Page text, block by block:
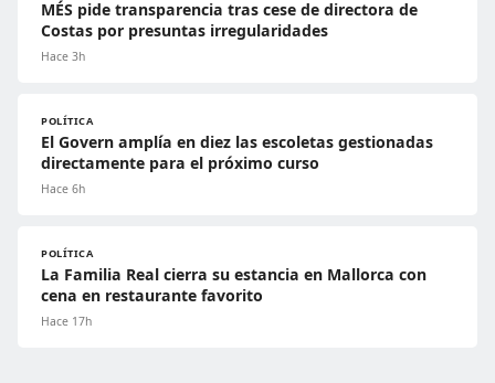
MÉS pide transparencia tras cese de directora de
Costas por presuntas irregularidades
Hace 3h
POLÍTICA
El Govern amplía en diez las escoletas gestionadas
directamente para el próximo curso
Hace 6h
POLÍTICA
La Familia Real cierra su estancia en Mallorca con
cena en restaurante favorito
Hace 17h